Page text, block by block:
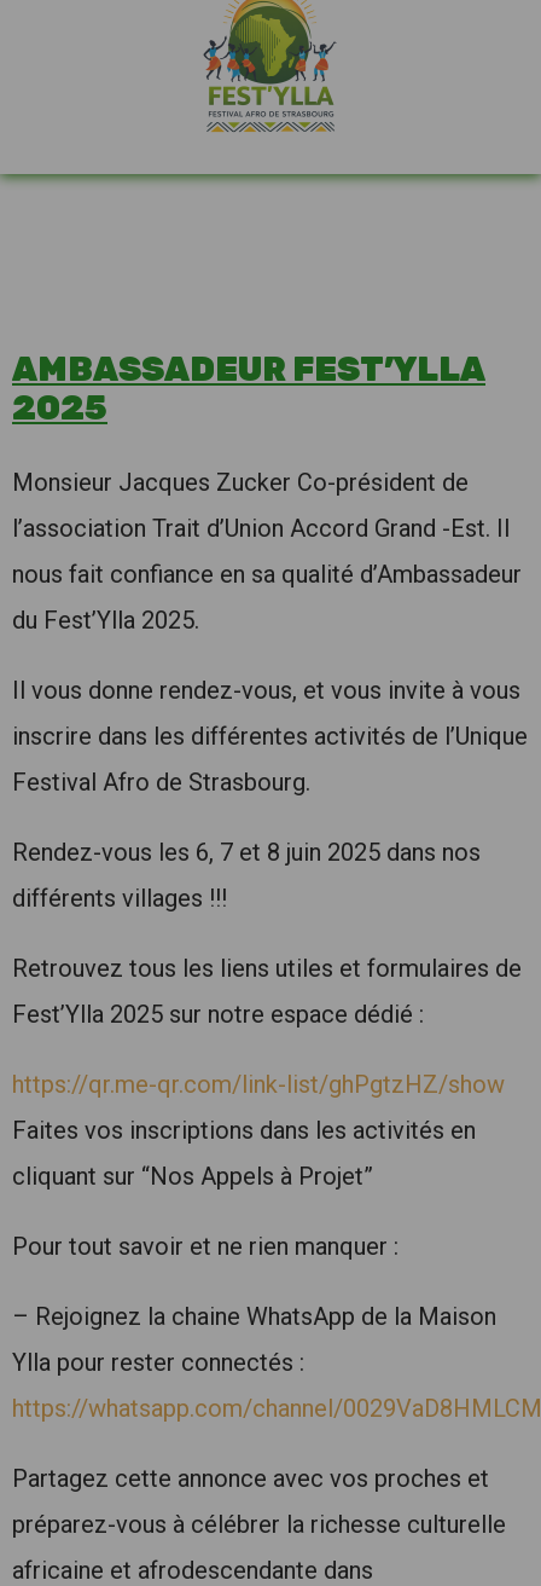
AMBASSADEUR FEST’YLLA
2025
Monsieur Jacques Zucker Co-président de
l’association Trait d’Union Accord Grand -Est. Il
nous fait confiance en sa qualité d’Ambassadeur
du Fest’Ylla 2025.
Il vous donne rendez-vous, et vous invite à vous
inscrire dans les différentes activités de l’Unique
Festival Afro de Strasbourg.
Rendez-vous les 6, 7 et 8 juin 2025 dans nos
différents villages !!!
Retrouvez tous les liens utiles et formulaires de
Fest’Ylla 2025 sur notre espace dédié :
https://qr.me-qr.com/link-list/ghPgtzHZ/show
Faites vos inscriptions dans les activités en
cliquant sur “Nos Appels à Projet”
Pour tout savoir et ne rien manquer :
– Rejoignez la chaine WhatsApp de la Maison
Ylla pour rester connectés :
https://whatsapp.com/channel/
Partagez cette annonce avec vos proches et
préparez-vous à célébrer la richesse culturelle
africaine et afrodescendante dans